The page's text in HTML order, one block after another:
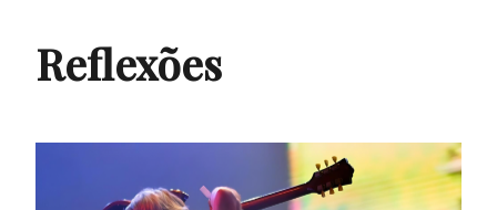
Reflexões